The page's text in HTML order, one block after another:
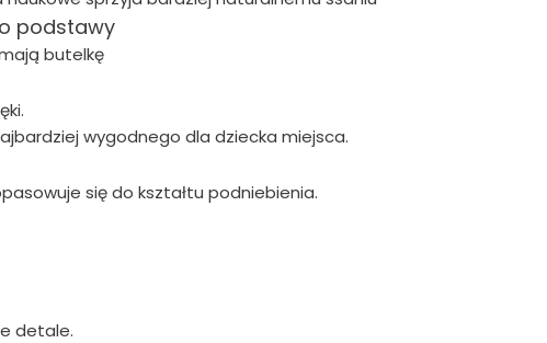
podstawy
butelkę
wygodnego dla dziecka miejsca.
się do kształtu podniebienia.
detale.